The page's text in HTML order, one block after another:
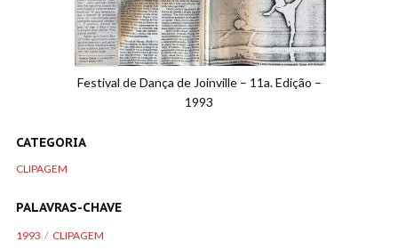
Festival de Dança de Joinville – 11a. Edição –
1993
CATEGORIA
CLIPAGEM
PALAVRAS-CHAVE
1993 CLIPAGEM